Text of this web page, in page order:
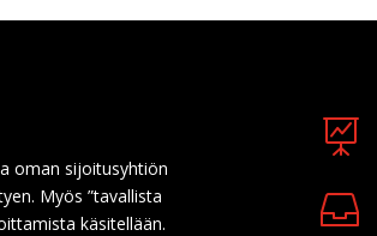
oman sijoitusyhtiön
Myös ”tavallista
käsitellään.

